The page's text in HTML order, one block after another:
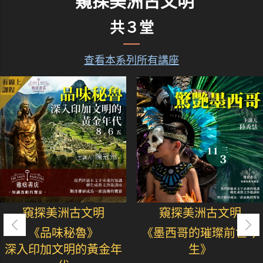
共３堂
查看本系列所有講座
窺探美洲古文明
《品味秘魯》
深入印加文明的黃金年
窺探美洲古文明
《墨西哥的璀璨前世今
生》